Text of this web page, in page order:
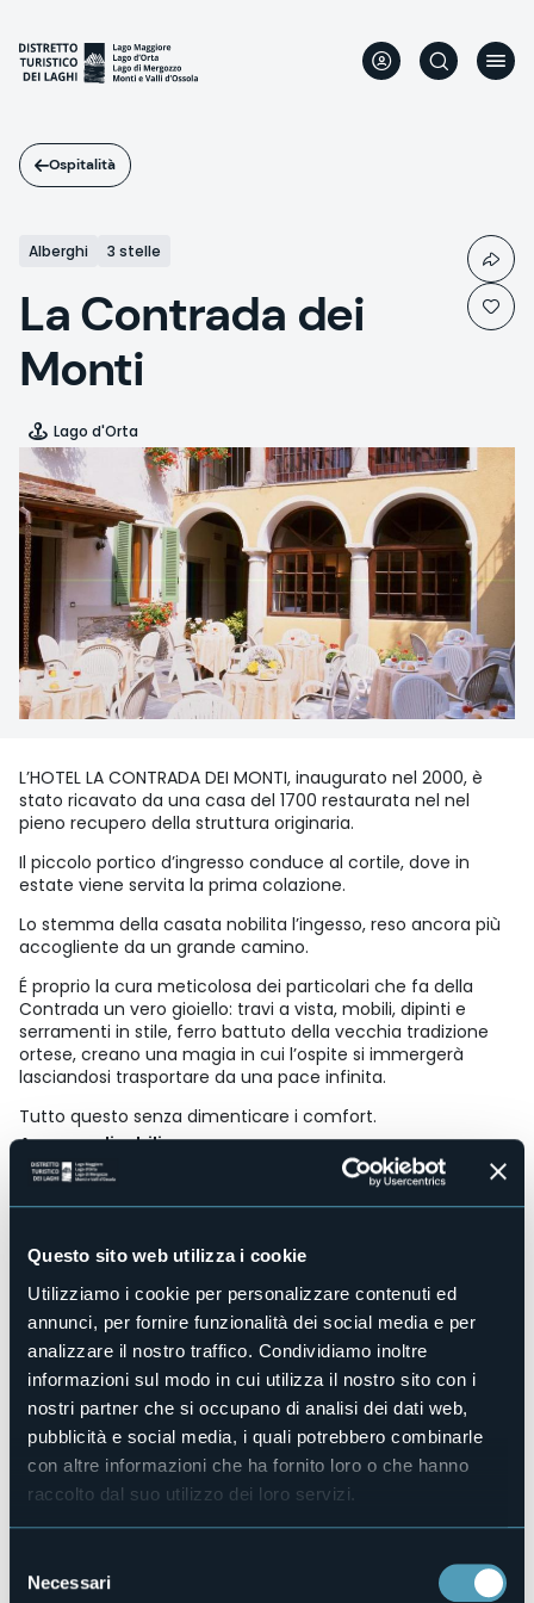
Questo sito web utilizza i cookie
Utilizziamo i cookie per personalizzare contenuti ed
annunci, per fornire funzionalità dei social media e per
analizzare il nostro traffico. Condividiamo inoltre
informazioni sul modo in cui utilizza il nostro sito con i
nostri partner che si occupano di analisi dei dati web,
pubblicità e social media, i quali potrebbero combinarle
con altre informazioni che ha fornito loro o che hanno
raccolto dal suo utilizzo dei loro servizi.
delNecessari
contenuto
principale
Ospitalità
Alberghi 3 stelle
La Contrada dei
Monti
Lago d'Orta
L’HOTEL LA CONTRADA DEI MONTI, inaugurato nel 2000, è
stato ricavato da una casa del 1700 restaurata nel nel
pieno recupero della struttura originaria.
Il piccolo portico d’ingresso conduce al cortile, dove in
estate viene servita la prima colazione.
Lo stemma della casata nobilita l’ingesso, reso ancora più
accogliente da un grande camino.
É proprio la cura meticolosa dei particolari che fa della
Contrada un vero gioiello: travi a vista, mobili, dipinti e
serramenti in stile, ferro battuto della vecchia tradizione
ortese, creano una magia in cui l’ospite si immergerà
lasciandosi trasportare da una pace infinita.
Tutto questo senza dimenticare i comfort.
Accesso disabili
Sì
Centro benessere
Sala congressi
No
Animali ammessi
No
Camere
17
25
E-mail
Sito web